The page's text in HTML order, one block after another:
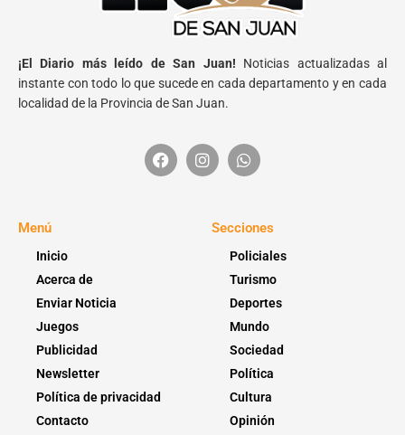
¡El Diario más leído de San Juan! Noticias actualizadas al
instante con todo lo que sucede en cada departamento y en cada
localidad de la Provincia de San Juan.
Menú
Inicio
Acerca de
Enviar Noticia
Juegos
Publicidad
Newsletter
Política de privacidad
Contacto
Secciones
Policiales
Turismo
Deportes
Mundo
Sociedad
Política
Cultura
Opinión